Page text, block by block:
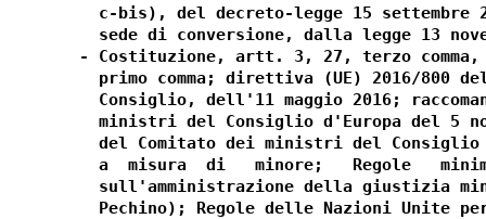
c-bis), del decreto-legge 15 settembre
sede di conversione, dalla legge 13
- Costituzione, artt. 3, 27, terzo comma,
primo comma; direttiva (UE) 2016/800
Consiglio, dell'11 maggio 2016;
ministri del Consiglio d'Europa del 5
del Comitato dei ministri del
a  misura  di   minore;   Regole
sull'amministrazione della giustizia
Pechino); Regole delle Nazioni Unite